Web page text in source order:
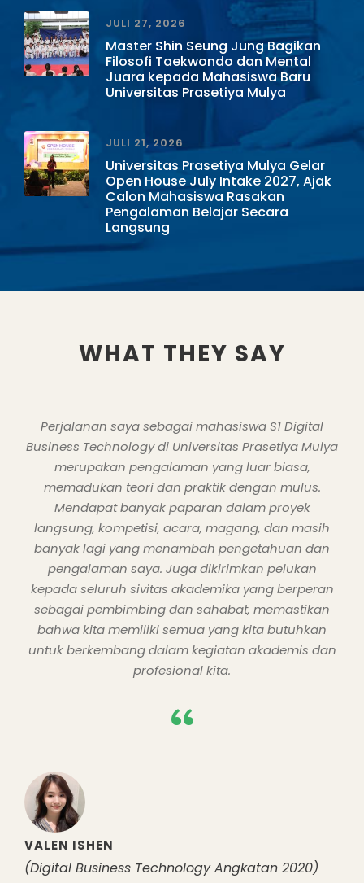
JULI 27, 2026
Master Shin Seung Jung Bagikan
Filosofi Taekwondo dan Mental
Juara kepada Mahasiswa Baru
Universitas Prasetiya Mulya
JULI 21, 2026
Universitas Prasetiya Mulya Gelar
Open House July Intake 2027, Ajak
Calon Mahasiswa Rasakan
Pengalaman Belajar Secara
Langsung
WHAT THEY SAY
Mengambil Prodi Fintech sebagai jurusan saya
adalah keputusan terbaik yang pernah saya ambil.
Melalui program ini, saya memperoleh banyak
wawasan berharga dan terkini mengenai kondisi
pasar. Saya juga belajar tentang permintaan
konsumen di era teknologi saat ini. Selain itu, saya
diajari konsep dasar keuangan, seperti valuasi
saham dan manajemen keuangan. Saya benar-
benar merasa menjadi mahasiswa fintech
menghadapkan saya pada dua dunia, fintech dan
finansial.
“